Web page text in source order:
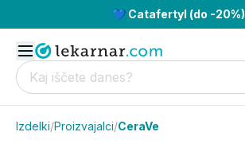
💙 Catafertyl (do -20%)
Izdelki/Proizvajalci/CeraVe